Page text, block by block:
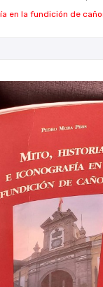
en la fundición de